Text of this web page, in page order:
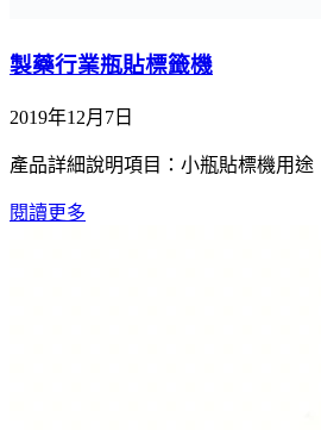
製藥行業瓶貼標籤機
2019年12月7日
產品詳細說明項目：小瓶貼標機用
閱讀更多